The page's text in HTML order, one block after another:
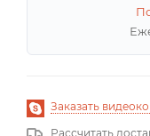
Заказать
Рассчитать